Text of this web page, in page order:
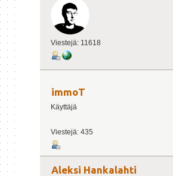
Viestejä: 11618
immoT
Käyttäjä
Viestejä: 435
Aleksi Hankalahti